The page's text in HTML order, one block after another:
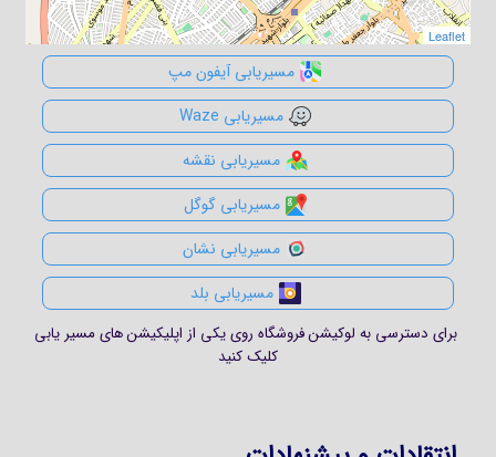
Leaflet
Leaflet
مسیریابی آیفون مپ
مسیریابی Waze
مسیریابی نقشه
مسیریابی گوگل
مسیریابی نشان
مسیریابی بلد
برای دسترسی به لوکیشن فروشگاه روی یکی از اپلیکیشن های مسیر یابی
کلیک کنید